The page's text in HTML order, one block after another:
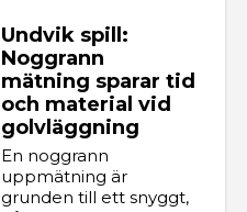
Undvik spill:
Noggrann
mätning sparar tid
och material vid
golvläggning
En noggrann
uppmätning är
grunden till ett snyggt,